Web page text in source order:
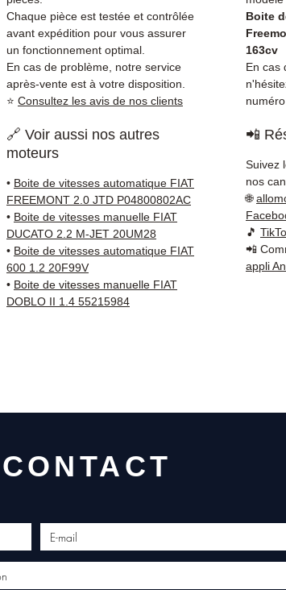
est
Fiat.
38 71
5 à 7
sur
Chaque pièce est testée et contrôlée
avant expédition pour vous assurer
un fonctionnement optimal.
En cas de problème, notre service
après-vente est à votre disposition.
⭐ Consultez les avis de nos clients
Boite
163cv
En cas
🔗 Voir aussi nos autres
moteurs
• Boite de vitesses automatique FIAT
FREEMONT 2.0 JTD P04800802AC
• Boite de vitesses manuelle FIAT
DUCATO 2.2 M-JET 20UM28
• Boite de vitesses automatique FIAT
600 1.2 20F99V
• Boite de vitesses manuelle FIAT
DOBLO II 1.4 55215984
📲
Suivez
nos
🌐
🎵
📲
appli
CONTACT